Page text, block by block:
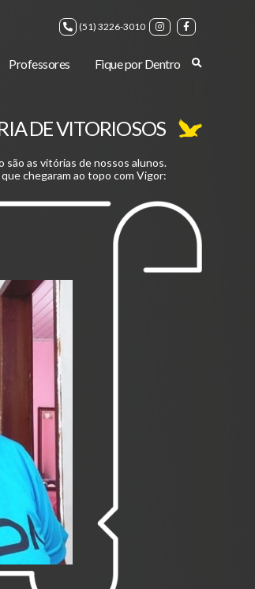
(51) 3226-3010
Professores Fique por Dentro
DE VITORIOSOS
são as vitórias de nossos alunos.
chegaram ao topo com Vigor: